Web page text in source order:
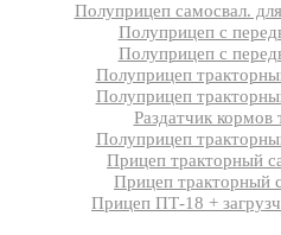
Полуприцеп самосвал.
Полуприцеп с
Полуприцеп с
Полуприцеп
Полуприцеп
Раздатчик
Полуприцеп
Прицеп тракторный
Прицеп тракторный
Прицеп ПТ-18 +